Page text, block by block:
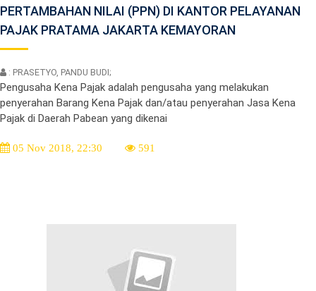
PERTAMBAHAN NILAI (PPN) DI KANTOR PELAYANAN
PAJAK PRATAMA JAKARTA KEMAYORAN
: PRASETYO, PANDU BUDI;
Pengusaha Kena Pajak adalah pengusaha yang melakukan
penyerahan Barang Kena Pajak dan/atau penyerahan Jasa Kena
Pajak di Daerah Pabean yang dikenai
05 Nov 2018, 22:30 591